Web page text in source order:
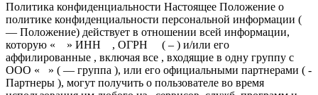
Политика конфиденциальности Настоящее Положение о
политике конфиденциальности персональной информации (
— Положение) действует в отношении всей информации,
которую « » ИНН , ОГРН ( – ) и/или его
аффилированные , включая все , входящие в одну группу с
ООО « » ( — группа ), или его официальными партнерами ( -
Партнеры ), могут получить о пользователе во время